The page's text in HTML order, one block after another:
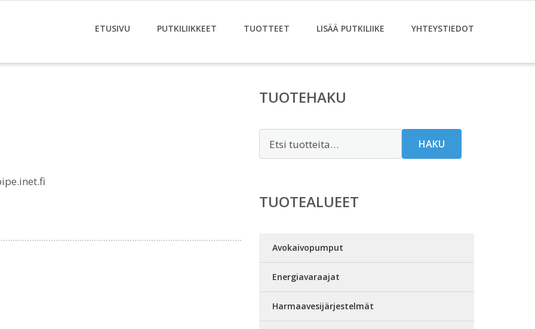
ETUSIVU PUTKILIIKKEET TUOTTEET LISÄÄ PUTKILIIKE YHTEYSTIEDOT
TUOTEHAKU
HAKU
TUOTEALUEET
Avokaivopumput
Energiavaraajat
Harmaavesijärjestelmät